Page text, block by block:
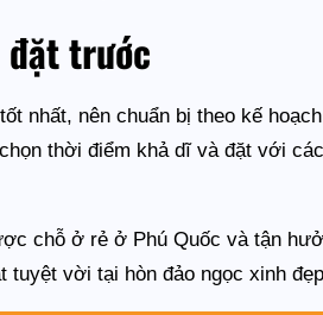
đặt trước
nhất, nên chuẩn bị theo kế
thời điểm khả dĩ và đặt với
chỗ ở rẻ ở Phú Quốc và tận
tuyệt vời tại hòn đảo ngọc xinh